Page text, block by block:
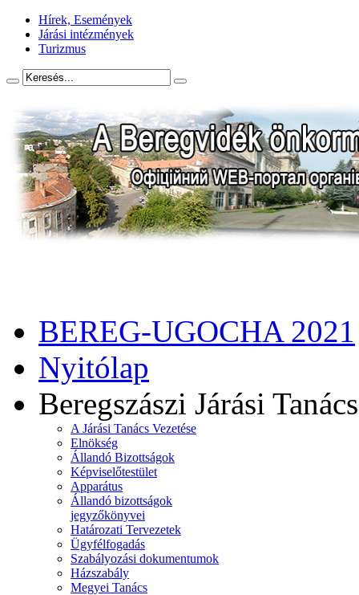
Hírek, Események
Járási intézmények
Turizmus
BEREG-UGOCHA 2021
Nyitólap
Beregszászi Járási Tanács
A Járási Tanács Vezetése
Elnökség
Állandó Bizottságok
Képviselőtestület
Apparátus
Állandó bizottságok
jegyzőkönyvei
Határozati Tervezetek
Ügyfélfogadás
Szabályozási dokumentumok
Házszabály
Megyei Tanács